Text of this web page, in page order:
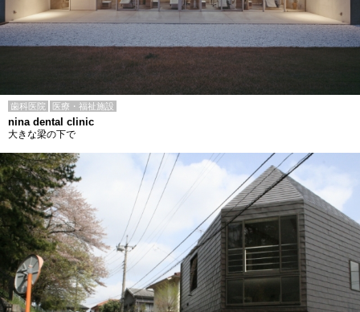
歯科医院 医療・福祉施設
nina dental clinic
大きな梁の下で